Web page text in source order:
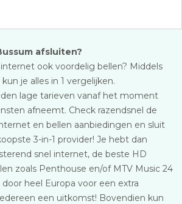
afsluiten?
ook voordelig bellen? Middels
je alles in 1 vergelijken.
lage tarieven vanaf het moment
afneemt. Check razendsnel de
en bellen aanbiedingen en sluit
3-in-1 provider! Je hebt dan
snel internet, de beste HD
zoals Penthouse en/of MTV Music 24
heel Europa voor een extra
een uitkomst! Bovendien kun